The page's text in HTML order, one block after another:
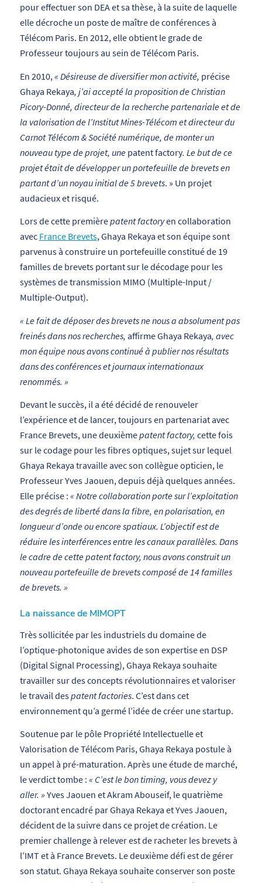
pour effectuer son DEA et sa thèse, à la suite de laquelle
elle décroche un poste de maître de conférences à
Télécom Paris. En 2012, elle obtient le grade de
Professeur toujours au sein de Télécom Paris.
En 2010, « Désireuse de diversifier mon activité, précise
Ghaya Rekaya, j’ai accepté la proposition de Christian
Picory-Donné, directeur de la recherche partenariale et de
la valorisation de l’Institut Mines-Télécom et directeur du
Carnot Télécom & Société numérique, de monter un
nouveau type de projet, une patent factory. Le but de ce
projet était de développer un portefeuille de brevets en
partant d’un noyau initial de 5 brevets. » Un projet
audacieux et risqué.
Lors de cette premièrepatent factoryen collaboration
avec France Brevets, Ghaya Rekaya et son équipe sont
parvenus à construire un portefeuille constitué de 19
familles de brevets portant sur le décodage pour les
systèmes de transmission MIMO (Multiple-Input /
Multiple-Output).
« Le fait de déposer des brevets ne nous a absolument pas
freinés dans nos recherches, affirme Ghaya Rekaya, avec
mon équipe nous avons continué à publier nos résultats
dans des conférences et journaux internationaux
renommés. »
Devant le succès, il a été décidé de renouveler
l’expérience et de lancer, toujours en partenariat avec
France Brevets, une deuxièmepatent factory, cette fois
sur le codage pour les fibres optiques, sujet sur lequel
Ghaya Rekaya travaille avec son collègue opticien, le
Professeur Yves Jaouen, depuis déjà quelques années.
Elle précise : « Notre collaboration porte sur l’exploitation
des degrés de liberté dans la fibre, en polarisation, en
longueur d’onde ou encore spatiaux. L’objectif est de
réduire les interférences entre les canaux parallèles. Dans
le cadre de cette patent factory, nous avons construit un
nouveau portefeuille de brevets composé de 14 familles
de brevets. »
La naissance de MIMOPT
Très sollicitée par les industriels du domaine de
l’optique-photonique avides de son expertise en DSP
(Digital Signal Processing), Ghaya Rekaya souhaite
travailler sur des concepts révolutionnaires et valoriser
le travail despatent factories. C’est dans cet
environnement qu’a germé l’idée de créer une startup.
Soutenue par le pôle Propriété Intellectuelle et
Valorisation de Télécom Paris, Ghaya Rekaya postule à
un appel à pré-maturation. Après une étude de marché,
le verdict tombe : « C’est le bon timing, vous devez y
aller. » Yves Jaouen et Akram Abouseif, le quatrième
doctorant encadré par Ghaya Rekaya et Yves Jaouen,
décident de la suivre dans ce projet de création. Le
premier challenge à relever est de racheter les brevets à
l’IMT et à France Brevets. Le deuxième défi est de gérer
son statut. Ghaya Rekaya souhaite conserver son poste